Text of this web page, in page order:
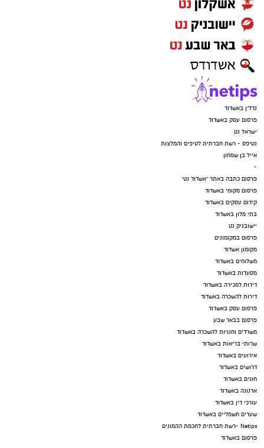
נדל"ן באשדוד
פרסום עסק באשדוד
ישראל נט
נטיפס - רשת חברתית לטיפים והמלצות
אייל בן שמחון
-
פרסום כתבה באתר "אשדוד נט"
פרסום מקומי באשדוד
קידום עסקים באשדוד
בתי מלון באשדוד
יישובניק נט
פרסום במקומונים
מקומון אשדוד
משלוחים באשדוד
מסעדות באשדוד
דירות למכירה באשדוד
דירות להשכרה באשדוד
פרסום עסק באשדוד
פרסום בבאר שבע
משרדים וחנויות להשכרה באשדוד
שרותי בריאות באשדוד
אירועים באשדוד
דרושים באשדוד
חוגים באשדוד
ארנונה באשדוד
עורכי דין באשדוד
שערים חשמליים באשדוד
Netips -רשת חברתית לחכמת ההמונים
פרסום באשדוד